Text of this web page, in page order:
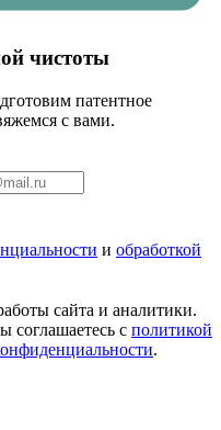
чистоты
патентное
с вами.
и обработкой
сайта и аналитики.
соглашаетесь с политикой
.